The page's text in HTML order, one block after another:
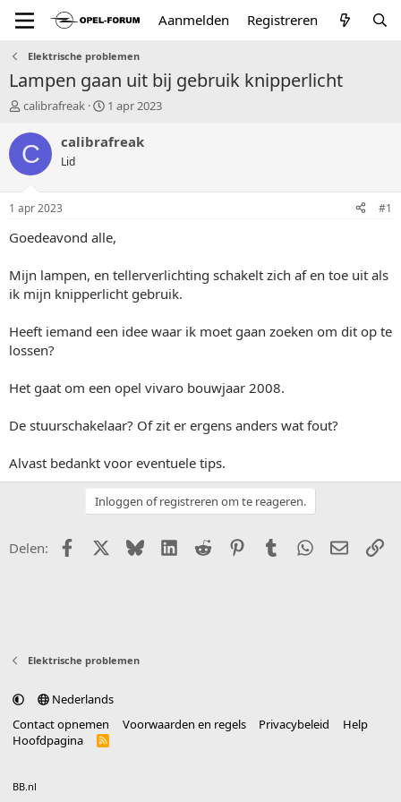
Aanmelden Registreren
Elektrische problemen
Lampen gaan uit bij gebruik knipperlicht
T
p
i
a
r
r
calibrafreak
S
a
u
m
1 apr 2023
C calibrafreak
Lid
1 apr 2023 #1
Goedeavond alle,
Mijn lampen, en tellerverlichting schakelt zich af en toe uit als
ik mijn knipperlicht gebruik.
Heeft iemand een idee waar ik moet gaan zoeken om dit op te
lossen?
Het gaat om een opel vivaro bouwjaar 2008.
De stuurschakelaar? Of zit er ergens anders wat fout?
Alvast bedankt voor eventuele tips.
Inloggen of registreren om te reageren.
Delen: FacebookX (Twitter)
BlueskyLinkedIn
Reddit PinterestTumblr WhatsApp
E-mail
Elektrische problemen
Nederlands
Contact opnemen
Voorwaarden en regels Privacybeleid
Help
Hoofdpagina
R
BB.nl